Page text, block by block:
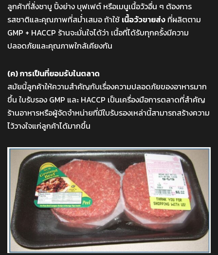
ลูกค้าที่สั่งชาบู ปิ้งย่าง บุฟเฟต์ หรือเมนูเนื้อวัวอื่น ๆ ต้องการ
รสชาติและคุณภาพที่สม่ำเสมอ ถ้าใช้ เนื้อวัวขายส่ง ที่ผลิตตาม
GMP + HACCP ร้านจะมั่นใจได้ว่า เนื้อที่ได้รับทุกครั้งมีความ
ปลอดภัยและคุณภาพใกล้เคียงกัน
(ค) การเป็นที่ยอมรับในตลาด
สมัยนี้ลูกค้าให้ความสำคัญกับเรื่องความปลอดภัยของอาหารมาก
ขึ้น ใบรับรอง GMP และ HACCP เป็นเครื่องมือการตลาดที่สำคัญ
ร้านอาหารหรือผู้จัดจำหน่ายที่มีใบรับรองเหล่านี้สามารถสร้างความ
ไว้วางใจแก่ลูกค้าได้มากขึ้น